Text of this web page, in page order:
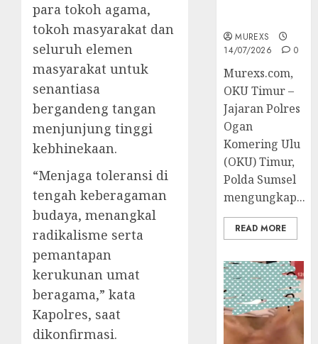
para tokoh agama,
tokoh masyarakat dan
seluruh elemen
masyarakat untuk
senantiasa
bergandeng tangan
menjunjung tinggi
kebhinekaan.
“Menjaga toleransi di
tengah keberagaman
budaya, menangkal
radikalisme serta
pemantapan
kerukunan umat
beragama,” kata
Kapolres, saat
dikonfirmasi.
MUREXS
14/07/2026
0
Murexs.com,
OKU Timur –
Jajaran Polres
Ogan
Komering Ulu
(OKU) Timur,
Polda Sumsel
mengungkap...
READ MORE